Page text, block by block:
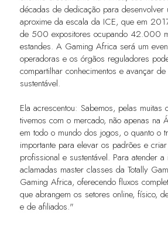
décadas de dedicação para desenvolver
aproxime da escala da ICE, que em
de 500 expositores ocupando 42.000
estandes. A Gaming Africa será um
operadoras e os órgãos reguladores
compartilhar conhecimentos e avançar
sustentável.
Ela acrescentou: Sabemos, pelas muitas
tivemos com o mercado, não apenas na
em todo o mundo dos jogos, o quanto o
importante para elevar os padrões e
profissional e sustentável. Para atender
aclamadas master classes da Totally
Gaming Africa, oferecendo fluxos
que abrangem os setores online, físico,
e de afiliados."